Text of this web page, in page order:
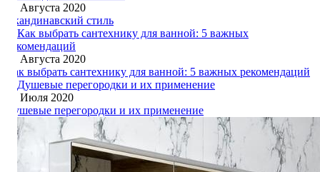
31 Августа 2020
Скандинавский стиль
19 Августа 2020
Как выбрать сантехнику для ванной: 5 важных рекомендаций
27 Июля 2020
Душевые перегородки и их применение